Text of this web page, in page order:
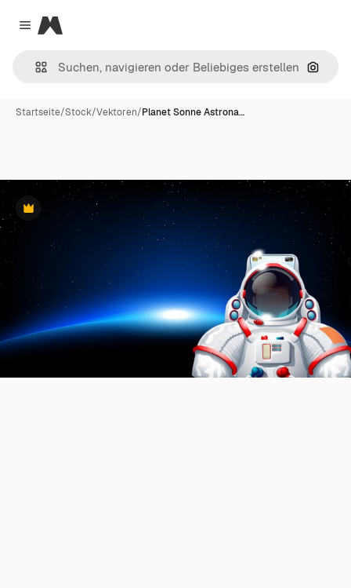
Close menu
Magnific
Nach
Startseite/Stock/Vektoren/Planet Sonne Astrona…
Premium